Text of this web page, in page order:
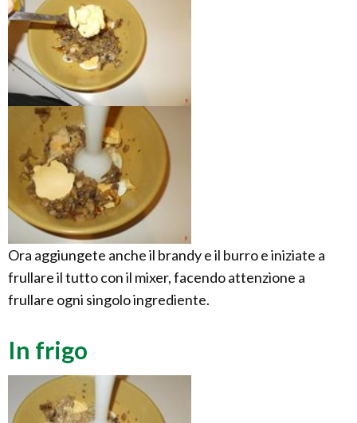
Ora aggiungete anche il brandy e il burro e iniziate a
frullare il tutto con il mixer, facendo attenzione a
frullare ogni singolo ingrediente.
In frigo